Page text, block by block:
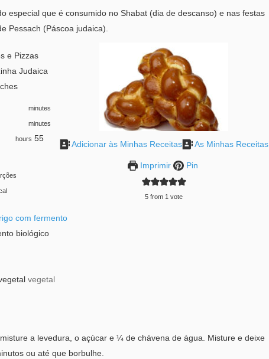
especial que é consumido no Shabat (dia de descanso) e nas festas
Pessach (Páscoa judaica).
Adicionar às Minhas Receitas As Minhas Receitas
Imprimir Pin
5 from 1 vote
e Pizzas
Judaica
minutes
minutes
hours 55
com fermento
biológico
vegetal
a levedura, o açúcar e ¼ de chávena de água. Misture e deixe
ou até que borbulhe.